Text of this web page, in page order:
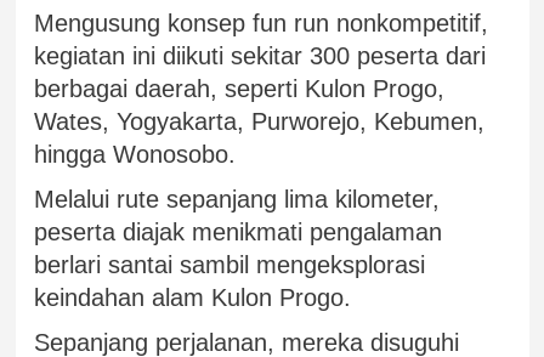
Mengusung konsep fun run nonkompetitif,
kegiatan ini diikuti sekitar 300 peserta dari
berbagai daerah, seperti Kulon Progo,
Wates, Yogyakarta, Purworejo, Kebumen,
hingga Wonosobo.
Melalui rute sepanjang lima kilometer,
peserta diajak menikmati pengalaman
berlari santai sambil mengeksplorasi
keindahan alam Kulon Progo.
Sepanjang perjalanan, mereka disuguhi